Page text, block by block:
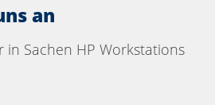
an​
Sachen HP Workstations